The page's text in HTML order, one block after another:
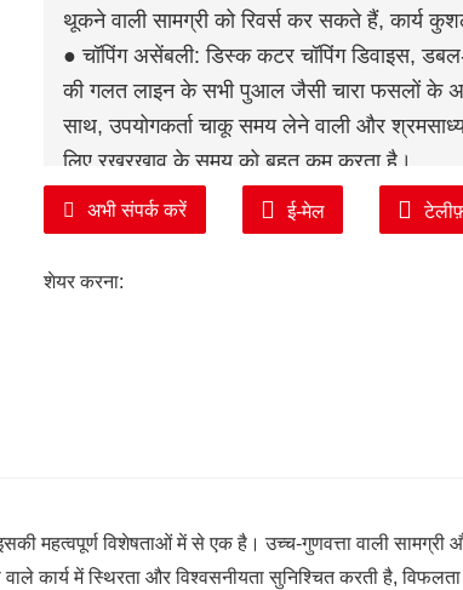
थूकने वाली सामग्री को रिवर्स कर सकते हैं, कार्य
● चॉपिंग असेंबली: डिस्क कटर चॉपिंग डिवाइस,
की गलत लाइन के सभी पुआल जैसी चारा फसलों के
साथ, उपयोगकर्ता चाकू समय लेने वाली और
लिए रखरखाव के समय को बहुत कम करता है।
● स्प्रे सिलेंडर असेंबली: स्प्रे सिलेंडर वर्म गियर
स्प्रे सिलेंडर कोण को प्रभावी ढंग से लॉक कर सकता
सुरक्षा, विश्वसनीयता, खुफिया, पूरे मशीन
अभी संपर्क करें ई-मेल
शेयर करना:
महत्वपूर्ण विशेषताओं में से एक है। उच्च-गुणवत्ता वाली सामग्री
कार्य में स्थिरता और विश्वसनीयता सुनिश्चित करती है,